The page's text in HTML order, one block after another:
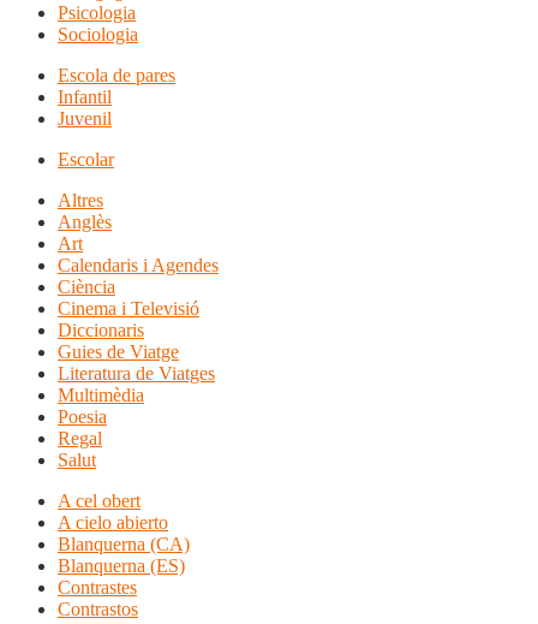
Psicologia
Sociologia
Escola de pares
Infantil
Juvenil
Escolar
Altres
Anglès
Art
Calendaris i Agendes
Ciència
Cinema i Televisió
Diccionaris
Guies de Viatge
Literatura de Viatges
Multimèdia
Poesia
Regal
Salut
A cel obert
A cielo abierto
Blanquerna (CA)
Blanquerna (ES)
Contrastes
Contrastos